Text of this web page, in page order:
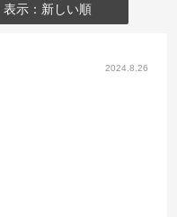
表示：新しい順
2024.8.26